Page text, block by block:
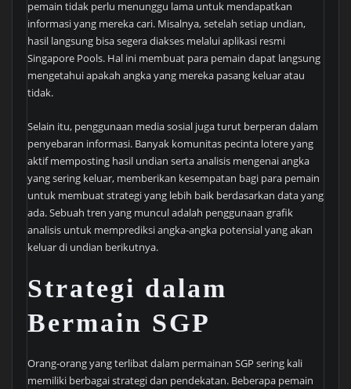
pemain tidak perlu menunggu lama untuk mendapatkan
informasi yang mereka cari. Misalnya, setelah setiap undian,
hasil langsung bisa segera diakses melalui aplikasi resmi
Singapore Pools. Hal ini membuat para pemain dapat langsung
mengetahui apakah angka yang mereka pasang keluar atau
tidak.
Selain itu, penggunaan media sosial juga turut berperan dalam
penyebaran informasi. Banyak komunitas pecinta lotere yang
aktif memposting hasil undian serta analisis mengenai angka
yang sering keluar, memberikan kesempatan bagi para pemain
untuk membuat strategi yang lebih baik berdasarkan data yang
ada. Sebuah tren yang muncul adalah penggunaan grafik
analisis untuk memprediksi angka-angka potensial yang akan
keluar di undian berikutnya.
Strategi dalam
Bermain SGP
Orang-orang yang terlibat dalam permainan SGP sering kali
memiliki berbagai strategi dan pendekatan. Beberapa pemain